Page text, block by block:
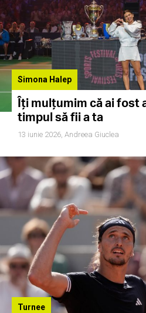
Simona Halep
Îți mulțumim că ai fost
timpul să fii a ta
13 iunie 2026, Andreea Giuclea
Turnee